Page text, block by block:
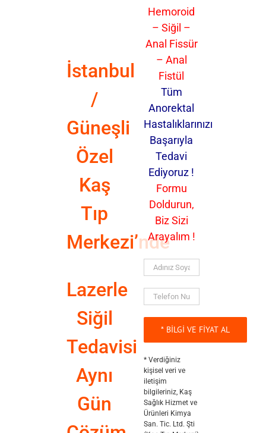
İstanbul
/
Güneşli
Özel
Kaş
Tıp
Merkezi’nde
Lazerle
Siğil
Tedavisi
Aynı
Gün
Hemoroid
– Siğil –
Anal Fissür
– Anal
Fistül
Tüm
Anorektal
Hastalıklarınızı
Başarıyla
Tedavi
Ediyoruz !
Formu
Doldurun,
Biz Sizi
Arayalım !
* Verdiğiniz
kişisel veri ve
iletişim
bilgileriniz, Kaş
Sağlık Hizmet ve
Ürünleri Kimya
San. Tic. Ltd. Şti